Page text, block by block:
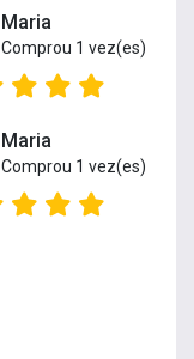
Maria
Comprou 1 vez(es)
Maria
Comprou 1 vez(es)